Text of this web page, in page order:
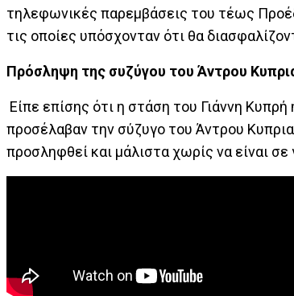
τηλεφωνικές παρεμβάσεις του τέως
τις οποίες υπόσχονταν ότι θα
Πρόσληψη της συζύγου του Άντρου
Είπε επίσης ότι η στάση του Γιάννη
προσέλαβαν την σύζυγο του Άντρου
προσληφθεί και μάλιστα χωρίς να είναι